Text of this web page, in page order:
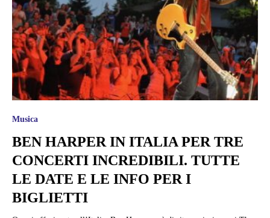
Musica
BEN HARPER IN ITALIA PER TRE
CONCERTI INCREDIBILI. TUTTE
LE DATE E LE INFO PER I
BIGLIETTI